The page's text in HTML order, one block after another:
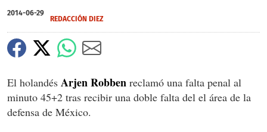
2014-06-29
REDACCIÓN DIEZ
El holandés Arjen Robben reclamó una falta penal al
minuto 45+2 tras recibir una doble falta del el área de la
defensa de México.